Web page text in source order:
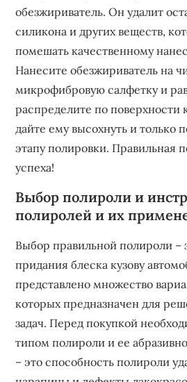
обезжириватель. Он удалит
силикона и других веществ‚
помешать качественному
Нанесите обезжириватель на
микрофибровую салфетку и
распределите по поверхности
дайте ему высохнуть и только
этапу полировки. Правильная
успеха!
Выбор полироли и
полиролей и их
Выбор правильной полироли –
придания блеска кузову
представлено множество
которых предназначен для
задач. Перед покупкой
типом полироли и ее
– это способность полироли